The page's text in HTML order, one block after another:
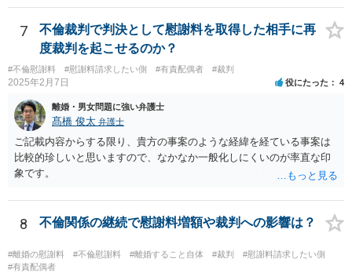
りません（口頭での説明でも十分だと思います）。但し、調停委員が
反論の陳述書を提出するように求めているときは別です。 また、反
論しないからと言って直ちに離婚訴訟で不利になることはないと思い
ます（離婚訴訟では反論が必要になってくると思いますが、調停段階
からこちらの言い分や手の内を知らせることに余り意味はないように
思います。）。
7
不倫裁判で判決として慰謝料を取得した相手に再
度裁判を起こせるのか？
#不倫慰謝料 #慰謝料請求したい側 #有責配偶者 #裁判
2025年2月7日 役にたった 4
離婚・男女問題に強い弁護士
髙橋 俊太 弁護士
ご記載内容からする限り、貴方の事案のような経緯を経ている事案は
比較的珍しいと思いますので、なかなか一般化しにくいのが率直な印
象です。
8 不倫関係の継続で慰謝料増額や裁判への影響は？
#離婚の慰謝料 #不倫慰謝料 #離婚すること自体 #裁判
#慰謝料請求したい側
#有責配偶者